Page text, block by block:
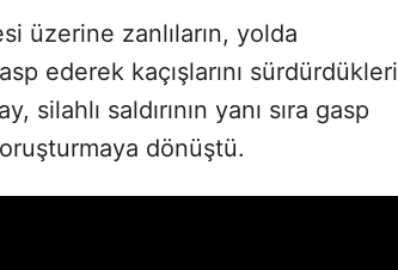
üzerine zanlıların, yolda
ederek kaçışlarını sürdürdükleri
saldırının yanı sıra gasp
dönüştü.